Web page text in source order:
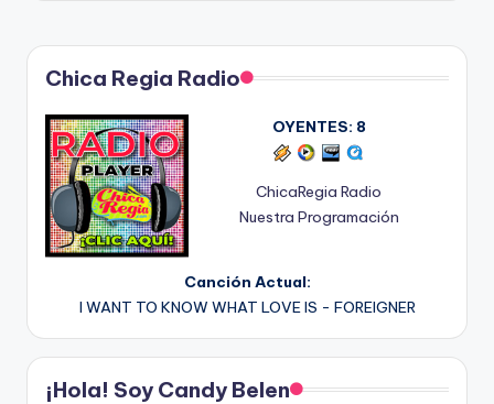
Chica Regia Radio
OYENTES: 8
ChicaRegia Radio
Nuestra Programación
Canción Actual:
I WANT TO KNOW WHAT LOVE IS - FOREIGNER
¡Hola! Soy Candy Belen